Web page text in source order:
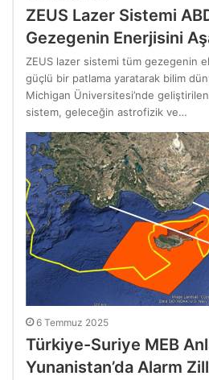
ZEUS Lazer Sistemi
Gezegenin Enerjisini
ZEUS lazer sistemi tüm gezegenin
güçlü bir patlama yaratarak bilim
Michigan Üniversitesi’nde
sistem, geleceğin astrofizik ve…
6 Temmuz 2025
Türkiye-Suriye MEB
Yunanistan’da Alarm